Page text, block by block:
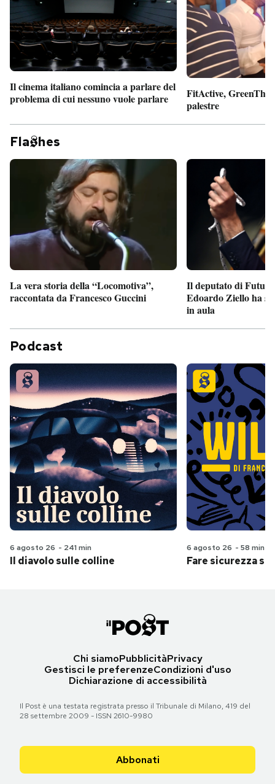
Il cinema italiano comincia a parlare del
problema di cui nessuno vuole parlare
FitActive,
palestre
Fla hes
La vera storia della “Locomotiva”,
raccontata da Francesco Guccini
Il deputato di
Edoardo Ziello ha
in aula
Podcast
6 agosto 26 - 241 min
Il diavolo sulle colline
6 agosto 26 - 58 min
Fare sicurezza
Chi siamoPubblicitàPrivacy
Gestisci le preferenzeCondizioni d'uso
Dichiarazione di accessibilità
Il Post è una testata registrata presso il Tribunale di Milano, 419 del
28 settembre 2009 - ISSN 2610-9980
Abbonati